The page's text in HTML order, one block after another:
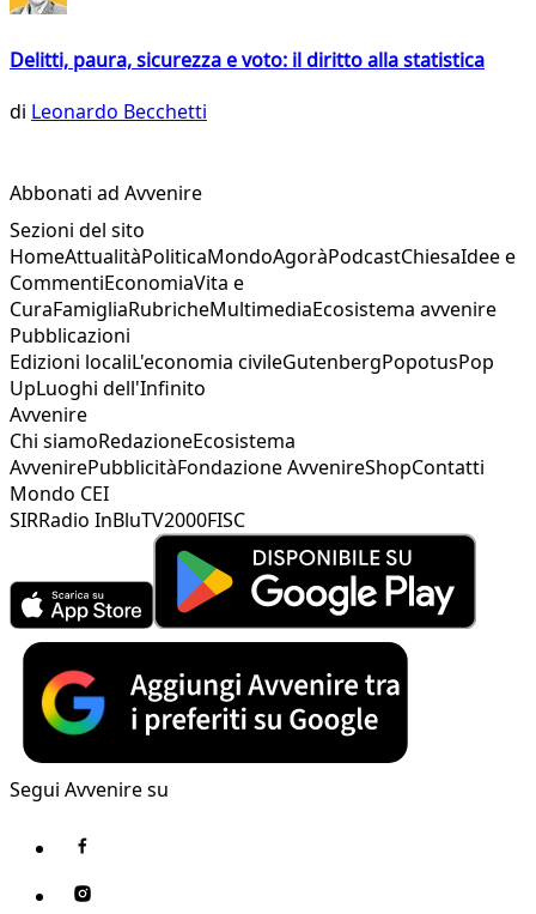
Delitti, paura, sicurezza e voto: il diritto alla statistica
di Leonardo Becchetti
Abbonati ad Avvenire
Sezioni del sito
HomeAttualitàPoliticaMondoAgoràPodcastChiesaIdee e
CommentiEconomiaVita e
CuraFamigliaRubricheMultimediaEcosistema avvenire
Pubblicazioni
Edizioni localiL'economia civileGutenbergPopotusPop
UpLuoghi dell'Infinito
Avvenire
Chi siamoRedazioneEcosistema
AvvenirePubblicitàFondazione AvvenireShopContatti
Mondo CEI
SIRRadio InBluTV2000FISC
Segui Avvenire su